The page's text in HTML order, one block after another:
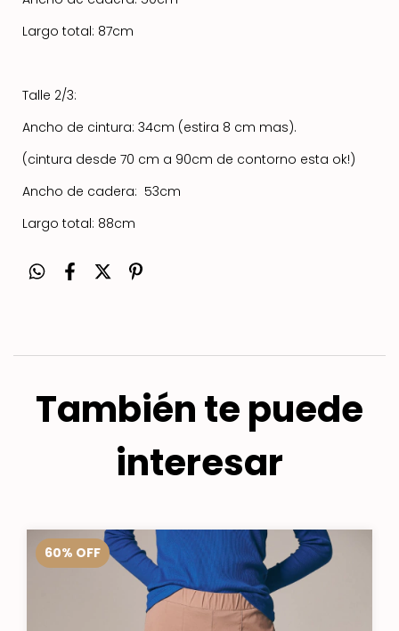
Largo total: 87cm
Talle 2/3:
Ancho de cintura: 34cm (estira 8 cm mas).
(cintura desde 70 cm a 90cm de contorno esta ok!)
Ancho de cadera: 53cm
Largo total: 88cm
También te puede
interesar
60% OFF